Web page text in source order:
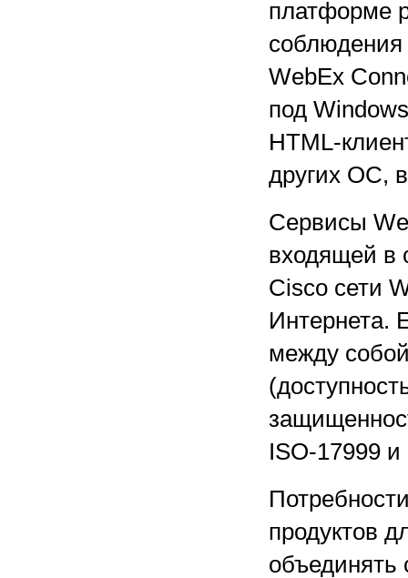
платформе
WebEx
под
HTML-
других ОС,
Сервисы
входящей в
Cisco сети
Интернета.
между
ISO-17999
продуктов
объединять